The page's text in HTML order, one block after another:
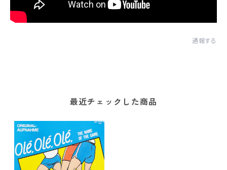
通報する
最近チェックした商品